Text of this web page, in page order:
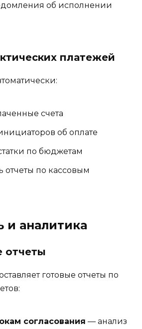
об исполнении
платежей
счета
об оплате
по бюджетам
по кассовым
и аналитика
отчеты
готовые отчеты по
согласования — анализ